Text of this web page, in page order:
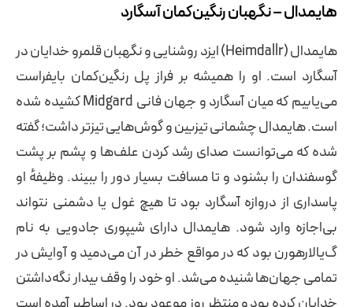
هایمدال – نگهبان رنگین‌کمان آسگارد
هایمدال (Heimdallr) ایزد روشنایی و نگهبان قلمرو خدایان در
آسگارد است. او را همیشه بر فراز پل رنگین‌کمان بایفراست
می‌یابیم که میان آسگارد و جهان فانی Midgard کشیده شده
است. هایمدال چشمانی تیزبین و گوش‌هایی تیزتر داشت؛ گفته
شده که می‌توانست صدای رشد کردن علف‌ها و پشم بر پشت
گوسفندان را بشنود و تا مسافت بسیار دور را ببیند. وظیفهٔ او
پاسداری از دروازه آسگارد بود تا هیچ غول یا دشمنی نتواند
بی‌اجازه وارد شود. هایمدال دارای شیپوری جادویی به نام
گ‌یالارهورن بود که در مواقع خطر در آن می‌دمید و آوایش در
تمامی جهان‌ها شنیده می‌شد. او خود را وقف بیدار نگه‌داشتن